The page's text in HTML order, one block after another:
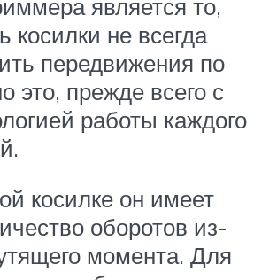
является то,
косилки не всегда
передвижения по
это, прежде всего с
работы каждого
косилке он имеет
оборотов из-
момента. Для